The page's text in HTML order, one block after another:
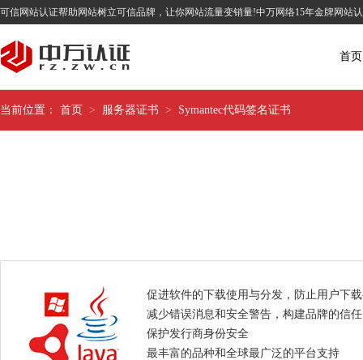
可信网站认证帮助网站树立可信品牌，让你网站流量变销量!中万网络15年金牌网站
首页
当前位置： 首页 > 服务器证书 > Symantec代码签名证书
促进软件的下载使用与分发，防止用户下
减少错误消息和安全警告，构建品牌的信
保护发行商身份安全
最丰富的品种和全球最广泛的平台支持